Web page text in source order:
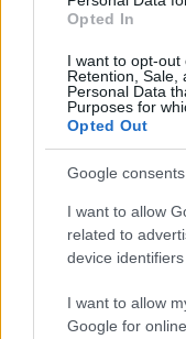
Opted In
I want to opt-out
Retention, Sale,
Personal Data
Purposes for
Opted Out
Google consents
I want to allow
related to
device identifiers
I want to allow
Google for
reclusione fino a
sette, per carità)
sesso, sul
sull’identità di
termini, anche il
espressione.
salvato il Paese
liberticida ma è
l’esempio
sempre in